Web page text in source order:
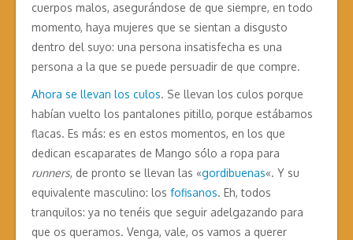
cuerpos malos, asegurándose de que siempre, en todo
momento, haya mujeres que se sientan a disgusto
dentro del suyo: una persona insatisfecha es una
persona a la que se puede persuadir de que compre.
Ahora se llevan los culos. Se llevan los culos porque
habían vuelto los pantalones pitillo, porque estábamos
flacas. Es más: es en estos momentos, en los que
dedican escaparates de Mango sólo a ropa para
runners, de pronto se llevan las «gordibuenas«. Y su
equivalente masculino: los fofisanos. Eh, todos
tranquilos: ya no tenéis que seguir adelgazando para
que os queramos. Venga, vale, os vamos a querer